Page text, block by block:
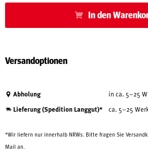
Geschichte
In den
Versandoptionen
Abholung in ca. 5–25
Lieferung (Spedition Langgut)* ca. 5–25
*Wir liefern nur innerhalb NRWs. Bitte fragen Sie
Mail an.